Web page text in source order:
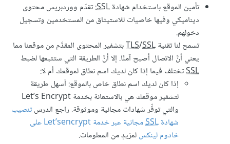
تأمين الموقع باستخدام شهادةSSL: تقدّم ووردبريس محتوى
ديناميكي وفيها خاصيات للاستيثاق من المستخدمين وتسجيل
دخولهم.
تسمح لنا تقنية
TLS/SSL
بتشفير المحتوى المقدَّم من موقعنا مما
يعني أنَّ الاتصال أصبح آمنًا. إلا أنَّ الطريقة التي ستتبعها لضبط
SSLتختلف فيما إذا كان لديك اسم نطاق لموقعك أم لا:
إذا كان لديك اسم نطاق خاص بالموقع: أسهل طريقة
لتشفير موقعك هي بالاستعانة بخدمة Let’s Encrypt
والتي توفِّر شهادات مجانية وموثوقة. راجع الدرستنصيب
شهادةSSL
مجانية عبر خدمة Let’sencrypt على
خادوم لينكسلمزيدٍ من المعلومات.